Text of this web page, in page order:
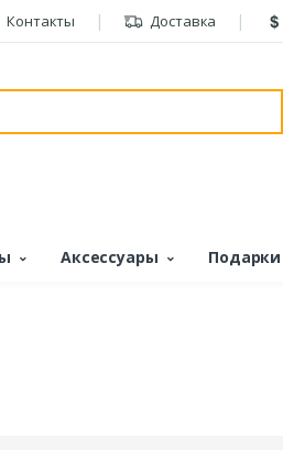
Контакты Доставка
Аксессуары Подарки